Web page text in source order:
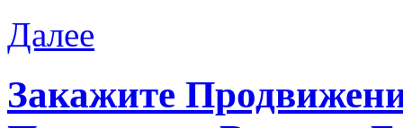
Далее
Закажите